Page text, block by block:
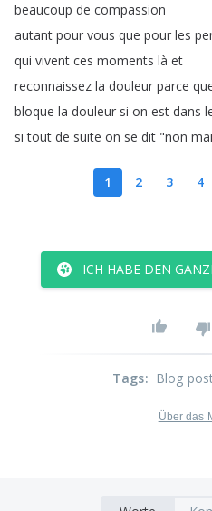
beaucoup de compassion
autant pour vous que pour les
qui vivent ces moments là et
reconnaissez la douleur parce
bloque la douleur si on est dans
si tout de suite on se dit "non
1 2 3 4
ICH HABE DEN
Tags: Blog
Über das